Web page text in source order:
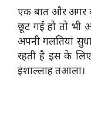
एक बात और अगर
छूट गई हो तो भी
अपनी गलतियां
रहती है इस के
इंशाल्लाह तआला।